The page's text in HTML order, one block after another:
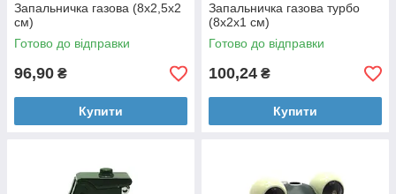
Запальничка газова (8х2,5х2
см)
Готово до відправки
96,90 ₴
Купити
Запальничка газова турбо
(8х2х1 см)
Готово до відправки
100,24 ₴
Купити